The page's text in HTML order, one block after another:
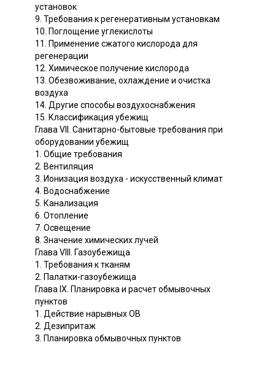
установок
9. Требования к регенеративным установкам
10. Поглощение углекислоты
11. Применение сжатого кислорода для
регенерации
12. Химическое получение кислорода
13. Обезвоживание, охлаждение и очистка
воздуха
14. Другие способы воздухоснабжения
15. Классификация убежищ
Глава VII. Санитарно-бытовые требования при
оборудовании убежищ
1. Общие требования
2. Вентиляция
3. Ионизация воздуха - искусственный климат
4. Водоснабжение
5. Канализация
6. Отопление
7. Освещение
8. Значение химических лучей
Глава VIII. Газоубежища
1. Требования к тканям
2. Палатки-газоубежища
Глава IX. Планировка и расчет обмывочных
пунктов
1. Действие нарывных ОВ
2. Дезипритаж
3. Планировка обмывочных пунктов